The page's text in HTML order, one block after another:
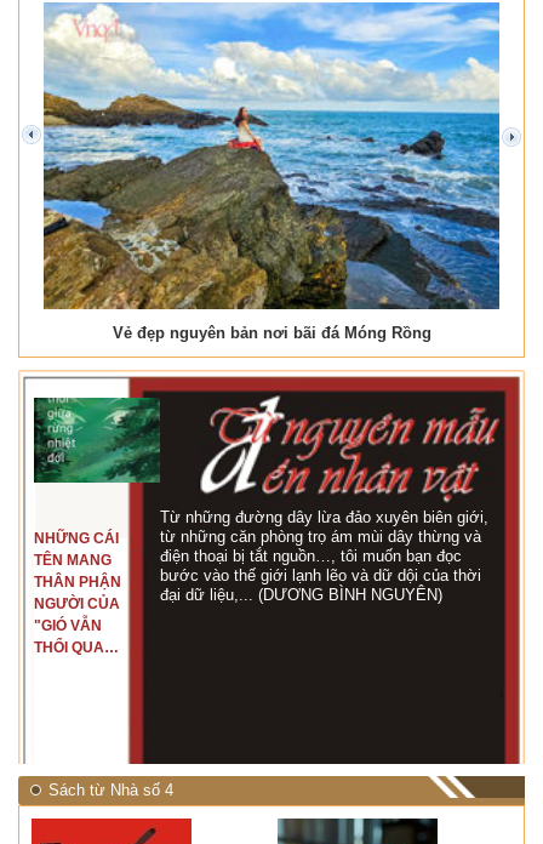
Vẻ đẹp nguyên bản nơi bãi đá Móng Rồng
prev next
NHỮNG CÁI
TÊN MANG
THÂN PHẬN
NGƯỜI CỦA
"GIÓ VẪN
THỔI QUA
Từ những đường dây lừa đảo xuyên biên giới,
từ những căn phòng trọ ám mùi dây thừng và
điện thoại bị tắt nguồn…, tôi muốn bạn đọc
bước vào thế giới lạnh lẽo và dữ dội của thời
đại dữ liệu,... (DƯƠNG BÌNH NGUYÊN)
Sách từ Nhà số 4